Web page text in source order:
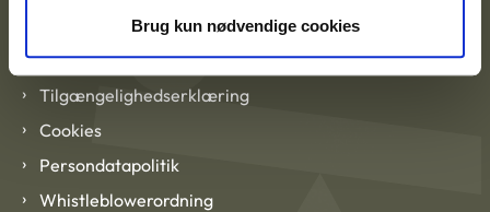
Brug kun nødvendige cookies
Tilgængelighedserklæring
Cookies
Persondatapolitik
Whistleblowerordning